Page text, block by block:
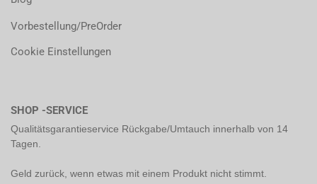
Vorbestellung/PreOrder
Cookie Einstellungen
SHOP -SERVICE
Qualitätsgarantieservice Rückgabe/Umtauch innerhalb von 14
Tagen.
Geld zurück, wenn etwas mit einem Produkt nicht stimmt.